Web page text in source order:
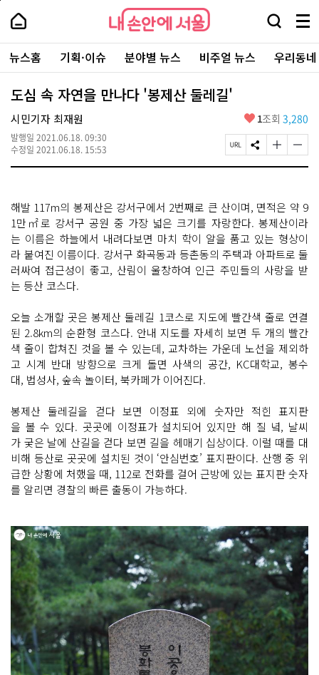
본
로
가
내
손
안
에
서
울
-
서
울
시
대
표
소
털
내
손
에
울
검
창
열
기
메
뉴
전
체
보
주
요
서
뉴스홈 기획·이슈 분야별 뉴스 비주얼 뉴스 우리동
도심 속 자연을 만나다 '봉제산 둘레길'
시민기자 최재원
발행일 2021.06.18. 09:30
수정일 2021.06.18. 15:53
좋
요
1조회 3,280
페
이
R
L
복
사
S
N
유
하
기
글
자
게
변
경
하
기
글
자
작
게
변
경
하
기
해발 117m의 봉제산은 강서구에서 2번째로 큰 산이며, 면적은 약 9
1만㎡로 강서구 공원 중 가장 넓은 크기를 자랑한다. 봉제산이라
는 이름은 하늘에서 내려다보면 마치 학이 알을 품고 있는 형상이
라 붙여진 이름이다. 강서구 화곡동과 등촌동의 주택과 아파트로 둘
러싸여 접근성이 좋고, 산림이 울창하여 인근 주민들의 사랑을 받
는 등산 코스다.
오늘 소개할 곳은 봉제산 둘레길 1코스로 지도에 빨간색 줄로 연결
된 2.8km의 순환형 코스다. 안내 지도를 자세히 보면 두 개의 빨간
색 줄이 합쳐진 것을 볼 수 있는데, 교차하는 가운데 노선을 제외하
고 시계 반대 방향으로 크게 돌면 사색의 공간, KC대학교, 봉수
대, 법성사, 숲속 놀이터, 북카페가 이어진다.
봉제산 둘레길을 걷다 보면 이정표 외에 숫자만 적힌 표지판
을 볼 수 있다. 곳곳에 이정표가 설치되어 있지만 해 질 녘, 날씨
가 궂은 날에 산길을 걷다 보면 길을 헤매기 십상이다. 이럴 때를 대
비해 등산로 곳곳에 설치된 것이 ‘안심번호’ 표지판이다. 산행 중 위
급한 상황에 처했을 때, 112로 전화를 걸어 근방에 있는 표지판 숫자
를 알리면 경찰의 빠른 출동이 가능하다.
페
상
단
로